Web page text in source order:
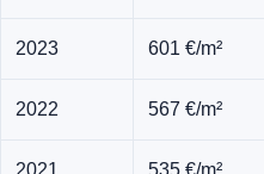
2023 601 €/m²
2022 567 €/m²